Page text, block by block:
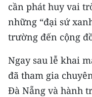
TIN MỚI
TIN ĐỊA PHƯƠNG
Trung du và miền
Đồng bằng sông
cần phát huy vai
những “đại sứ
trường đến cộng
Ngay sau lễ khai
đã tham gia
Đà Nẵng và hành